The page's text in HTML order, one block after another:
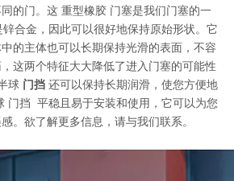
的门。这 重型橡胶 门塞是我们门塞的一
锌合金，因此可以很好地保持原始形状。它
的主体也可以长期保持光滑的表面，不容
这两个特征大大降低了进入门塞的可能性
球 门挡 还可以保持长期润滑，使您方便地
门挡 平稳且易于安装和使用，它可以为您
。欲了解更多信息，请与我们联系。